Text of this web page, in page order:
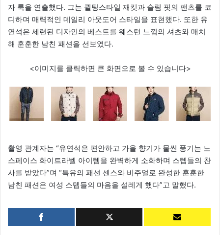
자 룩을 연출했다. 그는 퀼팅스타일 재킷과 슬림 핏의 팬츠를 코
디하며 매력적인 데일리 아웃도어 스타일을 표현했다. 또한 유
연석은 세련된 디자인의 베스트를 웨스턴 느낌의 셔츠와 매치
해 훈훈한 남친 패션을 선보였다.
<이미지를 클릭하면 큰 화면으로 볼 수 있습니다>
촬영 관계자는 “유연석은 편안하고 가을 향기가 물씬 풍기는 노
스페이스 화이트라벨 아이템을 완벽하게 소화하며 스텝들의 찬
사를 받았다”며 “특유의 패션 센스와 비주얼로 완성한 훈훈한
남친 패션은 여성 스텝들의 마음을 설레게 했다”고 말했다.